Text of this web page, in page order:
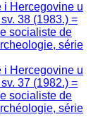
i Hercegovine u
38 (1983.) =
socialiste de
série
i Hercegovine u
37 (1982.) =
socialiste de
série